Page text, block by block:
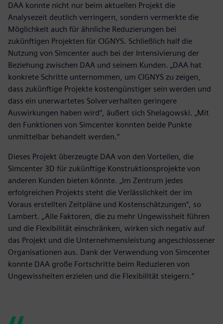
DAA konnte nicht nur beim aktuellen Projekt die
Analysezeit deutlich verringern, sondern vermerkte die
Möglichkeit auch für ähnliche Reduzierungen bei
zukünftigen Projekten für CIGNYS. Schließlich half die
Nutzung von Simcenter auch bei der Intensivierung der
Beziehung zwischen DAA und seinem Kunden. „DAA hat
konkrete Schritte unternommen, um CIGNYS zu zeigen,
dass zukünftige Projekte kostengünstiger sein werden und
dass ein unerwartetes Solververhalten geringere
Auswirkungen haben wird“, äußert sich Shelagowski. „Mit
den Funktionen von Simcenter konnten beide Punkte
unmittelbar behandelt werden.“
Dieses Projekt überzeugte DAA von den Vorteilen, die
Simcenter 3D für zukünftige Konstruktionsprojekte von
anderen Kunden bieten könnte. „Im Zentrum jedes
erfolgreichen Projekts steht die Verlässlichkeit der im
Voraus erstellten Zeitpläne und Kostenschätzungen“, so
Lambert. „Alle Faktoren, die zu mehr Ungewissheit führen
und die Flexibilität einschränken, wirken sich negativ auf
das Projekt und die Unternehmensleistung angeschlossener
Organisationen aus. Dank der Verwendung von Simcenter
konnte DAA große Fortschritte beim Reduzieren von
Ungewissheiten erzielen und die Flexibilität steigern.“